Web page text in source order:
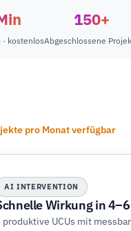
· kostenlos
150+
Abgeschlossene
pro Monat verfügbar
AI INTERVENTION
Wirkung in
produktive UCUs mit